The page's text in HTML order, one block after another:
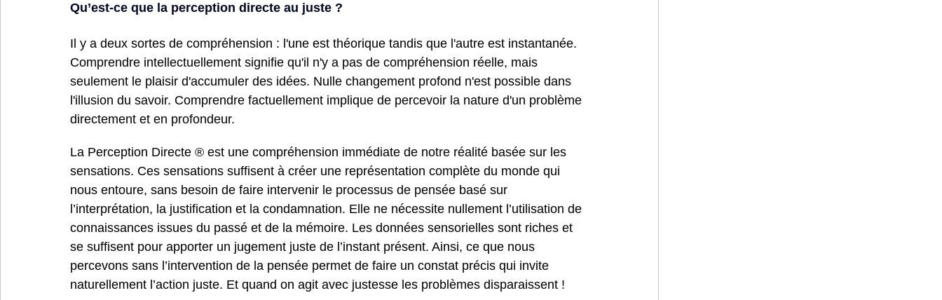
Qu’est-ce que la perception directe au juste ?
Il y a deux sortes de compréhension : l'une est théorique tandis que l'autre est instantanée.
Comprendre intellectuellement signifie qu'il n'y a pas de compréhension réelle, mais
seulement le plaisir d'accumuler des idées. Nulle changement profond n'est possible dans
l'illusion du savoir. Comprendre factuellement implique de percevoir la nature d'un problème
directement et en profondeur.
La Perception Directe ® est une compréhension immédiate de notre réalité basée sur les
sensations. Ces sensations suffisent à créer une représentation complète du monde qui
nous entoure, sans besoin de faire intervenir le processus de pensée basé sur
l’interprétation, la justification et la condamnation. Elle ne nécessite nullement l’utilisation de
connaissances issues du passé et de la mémoire. Les données sensorielles sont riches et
se suffisent pour apporter un jugement juste de l’instant présent. Ainsi, ce que nous
percevons sans l’intervention de la pensée permet de faire un constat précis qui invite
naturellement l’action juste. Et quand on agit avec justesse les problèmes disparaissent !